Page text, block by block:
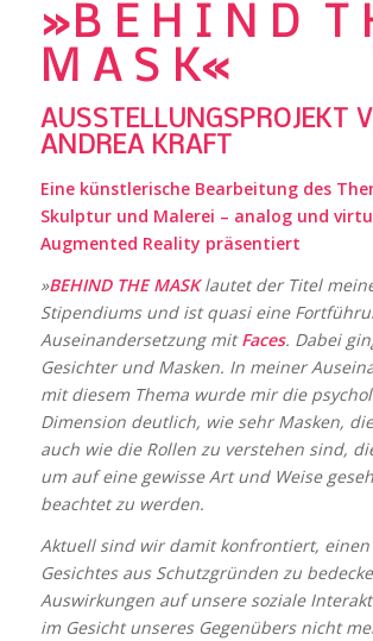
»B E H I N D T
M A S K«
AUSSTELLUNGSPROJEKT
ANDREA KRAFT
Eine künstlerische Bearbeitung des
Skulptur und Malerei – analog und
Augmented Reality präsentiert
»BEHIND THE MASKlautet der Titel
Stipendiums und ist quasi eine
Auseinandersetzung mitFaces. Dabei
Gesichter und Masken. In meiner
mit diesem Thema wurde mir die
Dimension deutlich, wie sehr Masken,
auch wie die Rollen zu verstehen sind,
um auf eine gewisse Art und Weise
beachtet zu werden.
Aktuell sind wir damit konfrontiert, einen
Gesichtes aus Schutzgründen zu
Auswirkungen auf unsere soziale
im Gesicht unseres Gegenübers nicht